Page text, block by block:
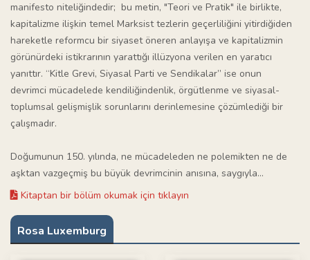
manifesto niteliğindedir; bu metin, "Teori ve Pratik" ile birlikte,
kapitalizme ilişkin temel Marksist tezlerin geçerliliğini yitirdiğiden
hareketle reformcu bir siyaset öneren anlayışa ve kapitalizmin
görünürdeki istikrarının yarattığı illüzyona verilen en yaratıcı
yanıttır. “Kitle Grevi, Siyasal Parti ve Sendikalar” ise onun
devrimci mücadelede kendiliğindenlik, örgütlenme ve siyasal-
toplumsal gelişmişlik sorunlarını derinlemesine çözümlediği bir
çalışmadır.
Doğumunun 150. yılında, ne mücadeleden ne polemikten ne de
aşktan vazgeçmiş bu büyük devrimcinin anısına, saygıyla...
Kitaptan bir bölüm okumak için tıklayın
Rosa Luxemburg